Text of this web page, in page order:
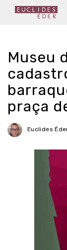
Museu
praça
Euclides